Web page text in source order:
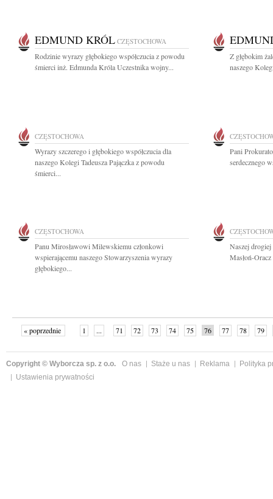
EDMUND KRÓL CZĘSTOCHOWA
Rodzinie wyrazy głębokiego współczucia z powodu
śmierci inż. Edmunda Króla Uczestnika wojny...
Z głębokim
naszego
CZĘSTOCHOWA
Wyrazy szczerego i głębokiego współczucia dla
naszego Kolegi Tadeusza Pajączka z powodu
śmierci...
Pani
serdecznego
CZĘSTOCHOWA
Panu Mirosławowi Milewskiemu członkowi
wspierającemu naszego Stowarzyszenia wyrazy
głębokiego...
Naszej
Masłoń-
« poprzednie 1 ... 71 72 73 74 75 76 77 78
79
Copyright © Wyborcza sp. z o.o. O nas Staże u nas Reklama
Polityka
Ustawienia prywatności